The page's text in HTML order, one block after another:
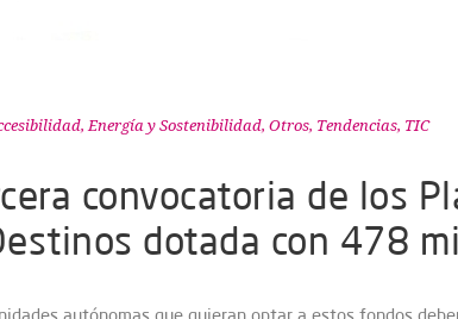
,Energía y Sostenibilidad, Otros, Tendencias, TIC
convocatoria de los
dotada con 478